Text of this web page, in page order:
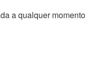
a qualquer momento